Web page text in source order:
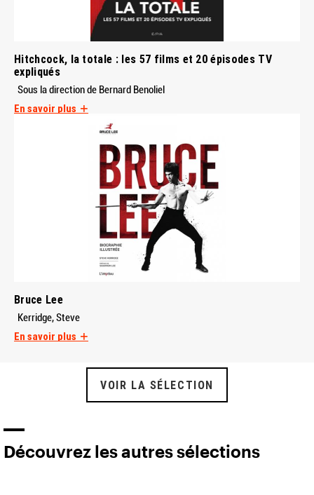
Hitchcock, la totale : les 57 films et 20 épisodes TV
expliqués
Sous la direction de Bernard Benoliel
En savoir plus
Bruce Lee
Kerridge, Steve
En savoir plus
VOIR LA SÉLECTION
Découvrez les autres sélections